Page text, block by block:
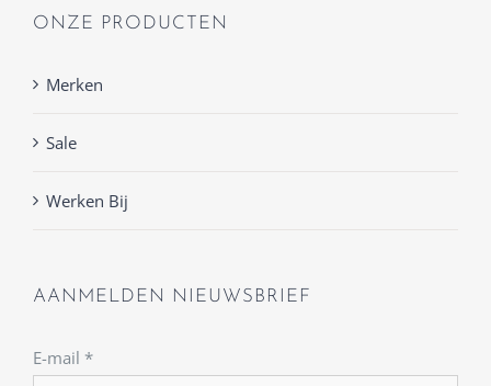
ONZE PRODUCTEN
Merken
Sale
Werken Bij
AANMELDEN NIEUWSBRIEF
E-mail *